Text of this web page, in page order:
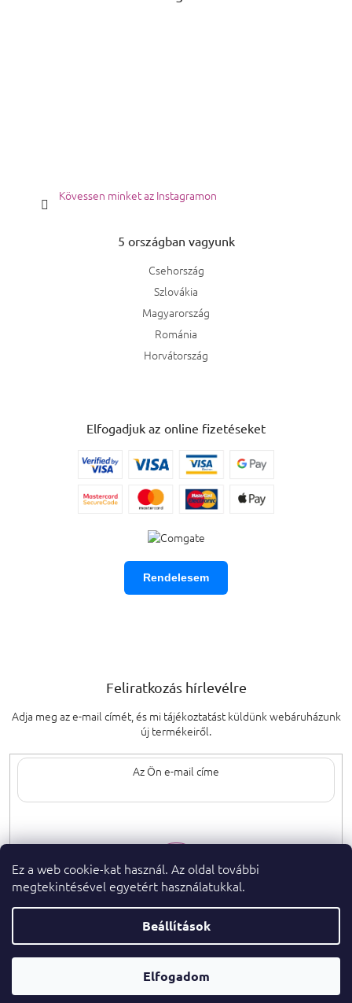
Ez a web cookie-kat használ. Az oldal további
megtekintésével egyetért használatukkal.
Beállítások
Elfogadom
Kövessen minket az Instagramon
5 országban vagyunk
Csehország
Szlovákia
Magyarország
Románia
Horvátország
Elfogadjuk az online fizetéseket
Rendelesem
Feliratkozás hírlevélre
Adja meg az e-mail címét, és mi tájékoztatást küldünk webáruházunk
új termékeiről.
feltételeit.
Shoptet Premium készítette
Copyright 2026parfumeshop.hu. Minden jog fenntartva.